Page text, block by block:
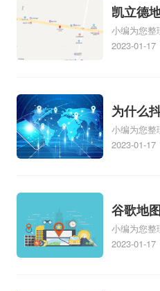
设置指路人
地图标注
凯立德
注？凯
航,标注？
小编为您整
标注怎么做
置吗相关地
正文！
2023-01-17
为什么
到了？
定位了？
小编为您整
人地图标注
人地图标注
示定位了相
下方正文！
2023-01-17
谷歌地
添加谷
小编为您整
多人位置、
2023-01-17